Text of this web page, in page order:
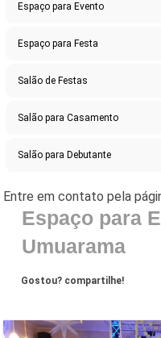
Espaço para Evento
Espaço para Festa
Salão de Festas
Salão para Casamento
Salão para Debutante
Espaço para
Umuarama
Gostou? compartilhe!